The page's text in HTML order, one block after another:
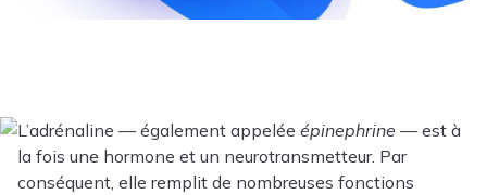
L’adrénaline — également appelée épinephrine — est à
la fois une hormone et un neurotransmetteur. Par
conséquent, elle remplit de nombreuses fonctions